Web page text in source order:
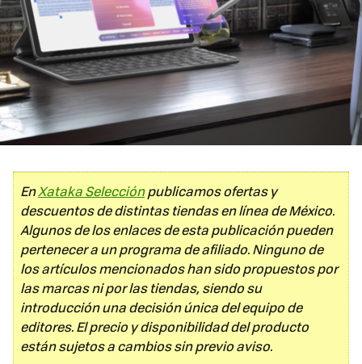
EnXataka Selecciónpublicamos ofertas y
descuentos de distintas tiendas en línea de México.
Algunos de los enlaces de esta publicación pueden
pertenecer a un programa de afiliado. Ninguno de
los artículos mencionados han sido propuestos por
las marcas ni por las tiendas, siendo su
introducción una decisión única del equipo de
editores. El precio y disponibilidad del producto
están sujetos a cambios sin previo aviso.